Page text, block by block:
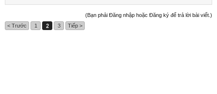
(Bạn phải Đăng nhập hoặc Đăng ký để trả lời bài viết.)
< Trước
1 2 3 Tiếp >